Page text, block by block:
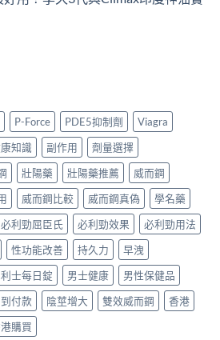
P-Force PDE5抑制劑
Viagra
知識 副作用
劑量選擇
壯陽藥 壯陽藥推薦
威而鋼
威而鋼比較 威而鋼真偽
學名藥
必利勁屈臣氏 必利勁效果
必利勁用法
性功能改善 持久力
早洩
士每日錠 男士健康
男性保健品
付款 陰莖增大 雙效威而鋼
香港
購買